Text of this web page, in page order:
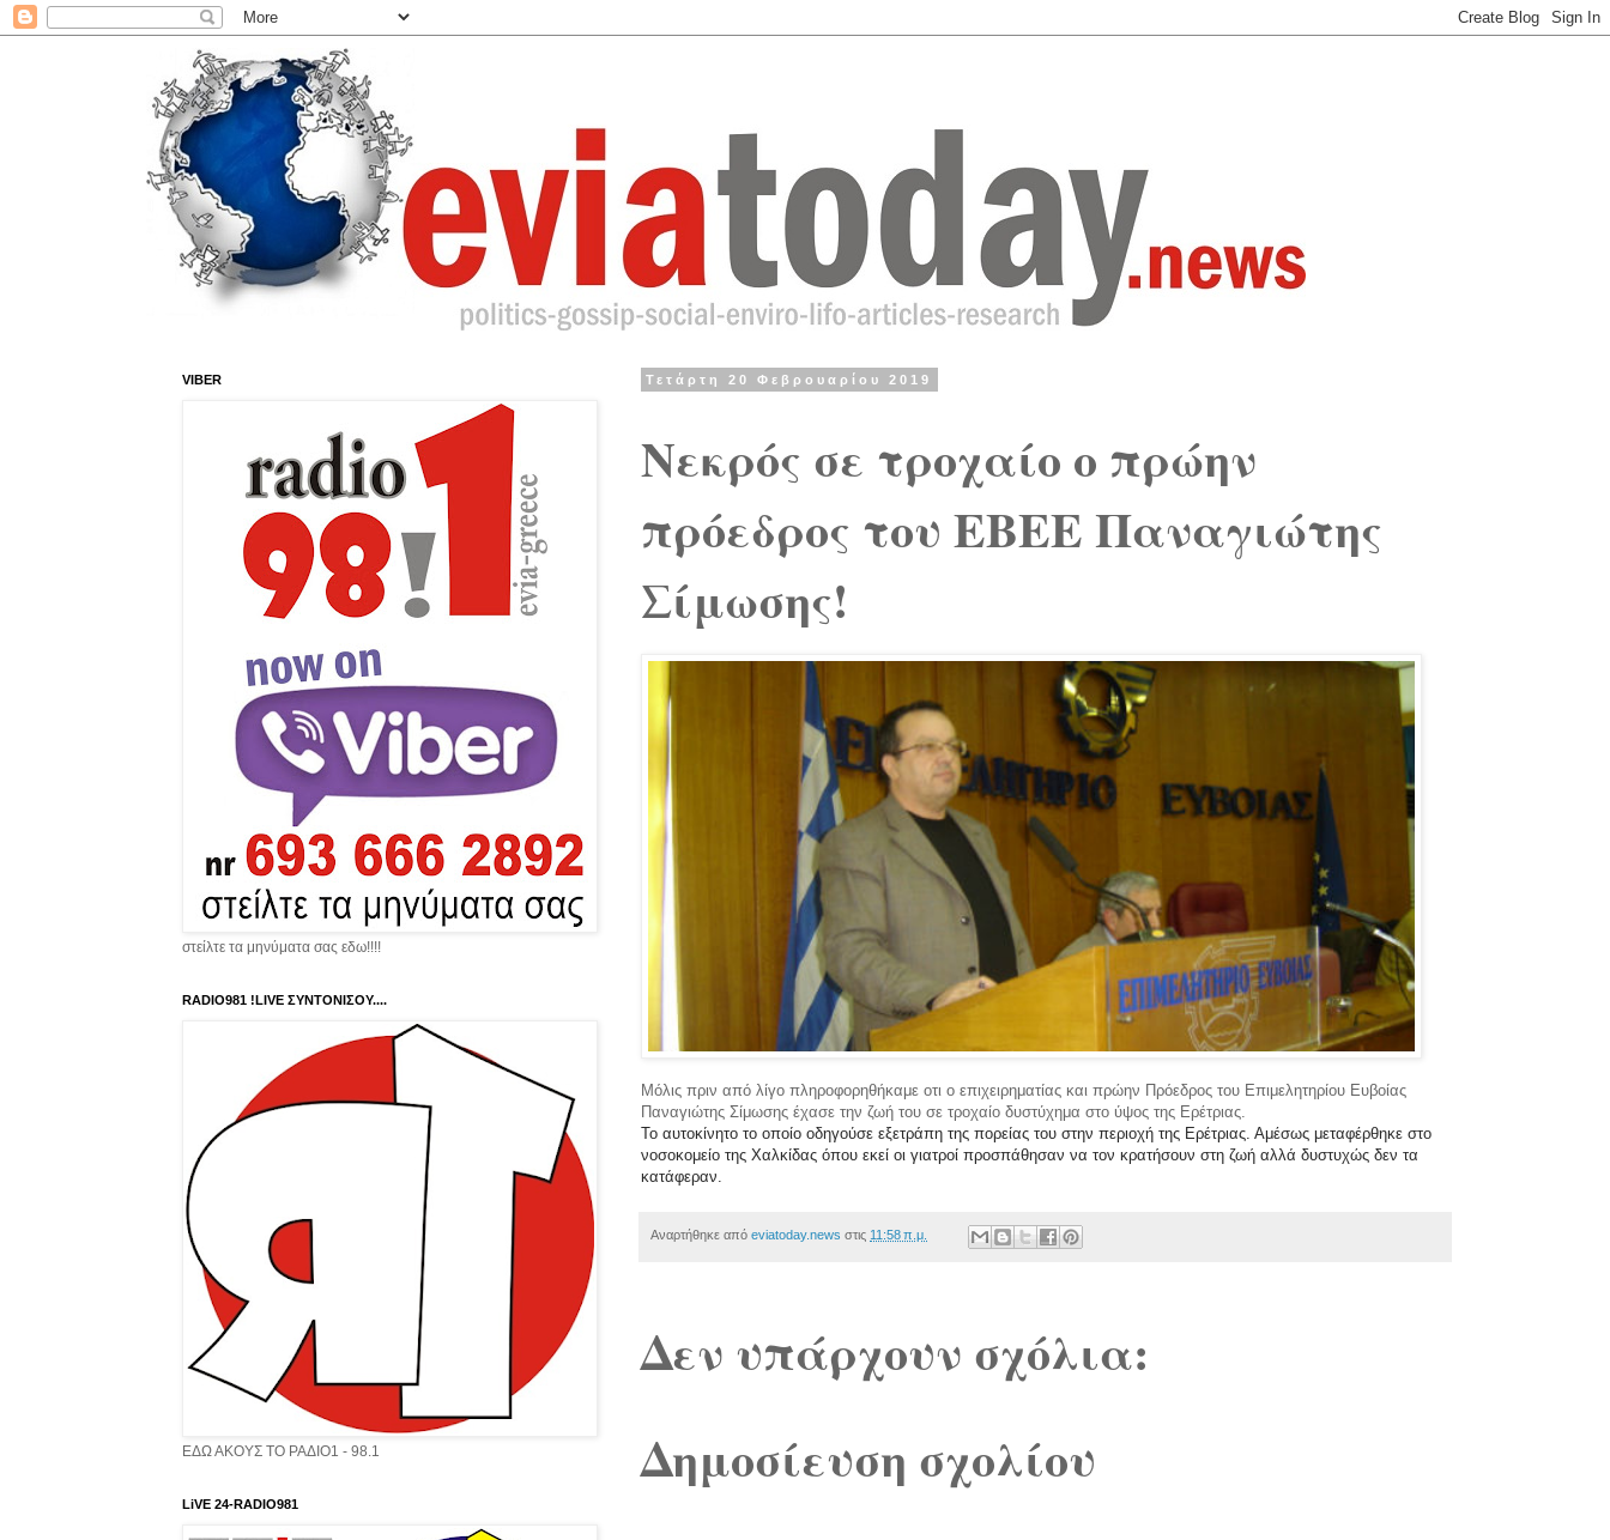
Τετάρτη 20 Φεβρουαρίου 2019
Νεκρός σε τροχαίο ο πρώην
πρόεδρος του ΕΒΕΕ Παναγιώτης
Σίμωσης!
Μόλις πριν από λίγο πληροφορηθήκαμε οτι ο επιχειρηματίας και πρώην Πρόεδρος του Επιμελητηρίου Ευβοίας
Παναγιώτης Σίμωσης έχασε την ζωή του σε τροχαίο δυστύχημα στο ύψος της Ερέτριας.
Το αυτοκίνητο το οποίο οδηγούσε εξετράπη της πορείας του στην περιοχή της Ερέτριας. Αμέσως μεταφέρθηκε στο
νοσοκομείο της Χαλκίδας όπου εκεί οι γιατροί προσπάθησαν να τον κρατήσουν στη ζωή αλλά δυστυχώς δεν τα
κατάφεραν.
Αναρτήθηκε από eviatoday.news στις 11:58 π.μ.
Δεν υπάρχουν σχόλια:
Δημοσίευση σχολίου
VIBER
στείλτε τα μηνύματα σας εδω!!!!
RADIO981 !LIVE ΣΥΝΤΟΝΙΣΟΥ....
ΕΔΩ ΑΚΟΥΣ ΤΟ ΡΑΔΙΟ1 - 98.1
LiVE 24-RADIO981